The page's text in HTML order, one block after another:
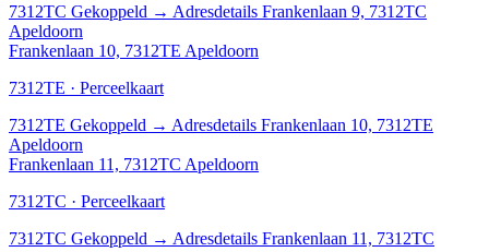
7312TC Gekoppeld → Adresdetails Frankenlaan 9, 7312TC
Apeldoorn
Frankenlaan 10, 7312TE Apeldoorn
7312TE · Perceelkaart
7312TE Gekoppeld → Adresdetails Frankenlaan 10, 7312TE
Apeldoorn
Frankenlaan 11, 7312TC Apeldoorn
7312TC · Perceelkaart
7312TC Gekoppeld → Adresdetails Frankenlaan 11, 7312TC